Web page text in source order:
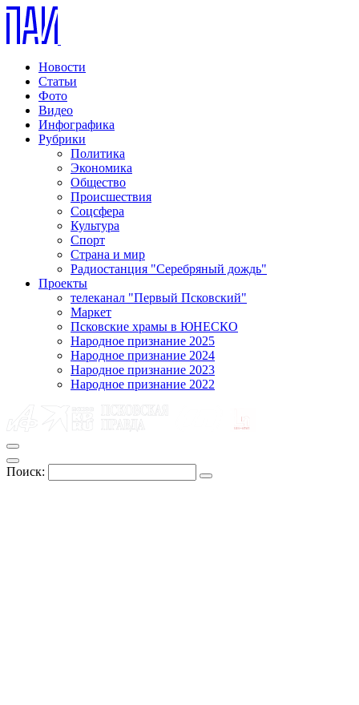
Новости
Статьи
Фото
Видео
Инфографика
Рубрики
Политика
Экономика
Общество
Происшествия
Соцсфера
Культура
Спорт
Страна и мир
Радиостанция "Серебряный дождь"
Проекты
телеканал "Первый Псковский"
Маркет
Псковские храмы в ЮНЕСКО
Народное признание 2025
Народное признание 2024
Народное признание 2023
Народное признание 2022
Поиск: